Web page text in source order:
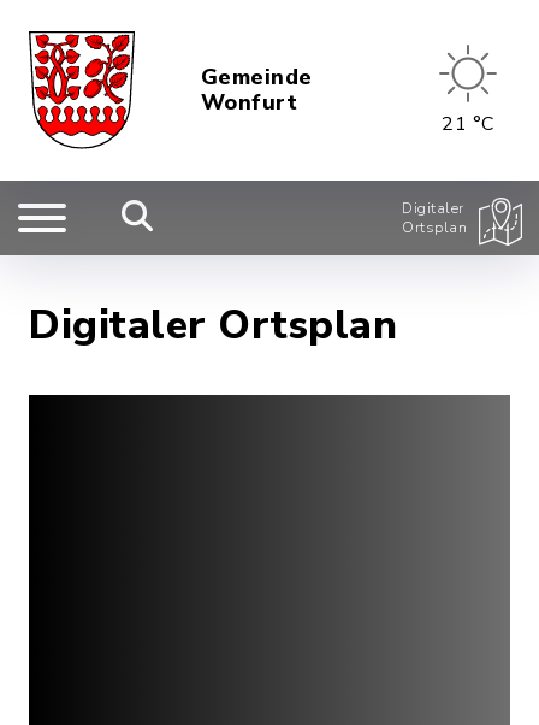
Gemeinde
Wonfurt
21 °C
Digitaler
Ortsplan
Digitaler Ortsplan